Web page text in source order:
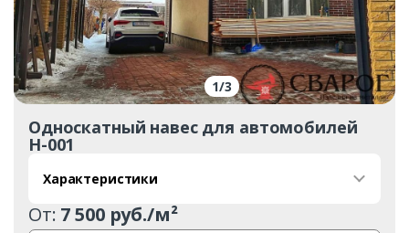
1/3
Односкатный навес для автомобилей
Н-001
Характеристики
От: 7 500 руб./м²